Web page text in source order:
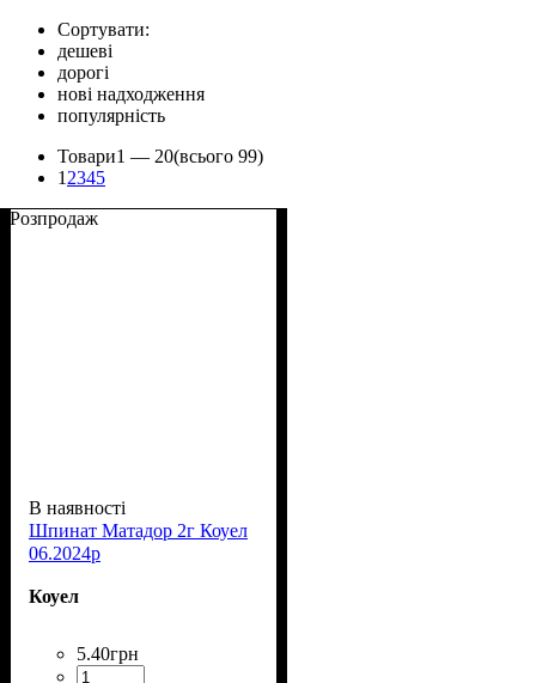
Сортувати:
дешеві
дорогі
нові надходження
популярність
Товари1 — 20(всього 99)
1 2345
Розпродаж
В наявності
Шпинат Матадор 2г Коуел
06.2024р
Коуел
5.40грн